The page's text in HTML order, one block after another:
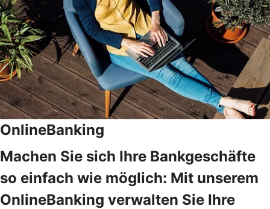
OnlineBanking
Machen Sie sich Ihre Bankgeschäfte
so einfach wie möglich: Mit unserem
OnlineBanking verwalten Sie Ihre